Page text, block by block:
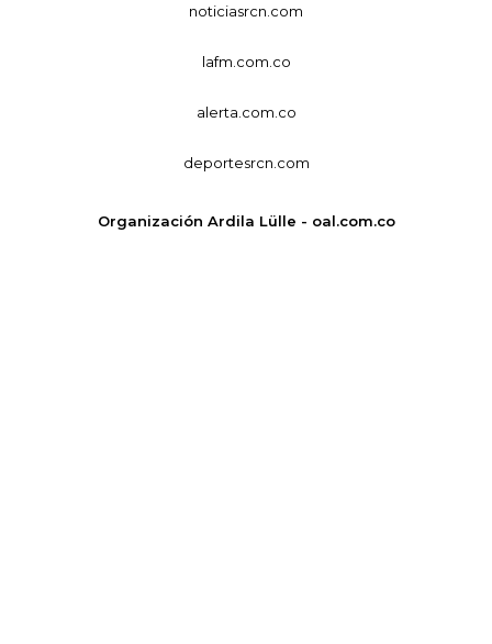
noticiasrcn.com
lafm.com.co
alerta.com.co
deportesrcn.com
Organización Ardila Lülle - oal.com.co